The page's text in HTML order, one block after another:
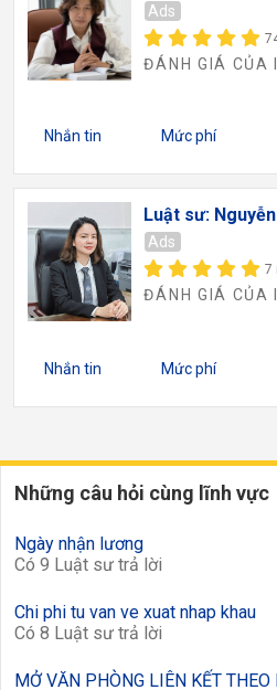
Ads
ĐÁNH GIÁ CỦA
Nhắn tin Mức phí
Luật sư:
Ads
7
ĐÁNH GIÁ CỦA
Nhắn tin Mức phí
Những câu hỏi cùng lĩnh vực
Ngày nhận lương
Có 9 Luật sư trả lời
Chi phi tu van ve xuat nhap khau
Có 8 Luật sư trả lời